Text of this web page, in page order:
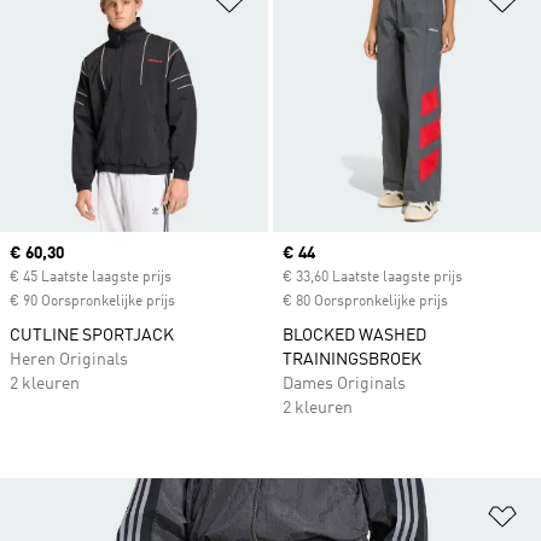
Current price
€ 60,30
€ 45 Laatste laagste prijs
€ 90 Oorspronkelijke prijs
CUTLINE SPORTJACK
Heren Originals
2 kleuren
Current price
€ 44
€ 33,60 Laatste laagste prijs
€ 80 Oorspronkelijke prijs
BLOCKED WASHED
TRAININGSBROEK
Dames Originals
2 kleuren